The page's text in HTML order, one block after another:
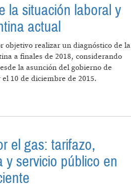
la situación laboral y
actual
objetivo realizar un diagnóstico de la
a finales de 2018, considerando
la asunción del gobierno de
10 de diciembre de 2015.
el gas: tarifazo,
y servicio público en